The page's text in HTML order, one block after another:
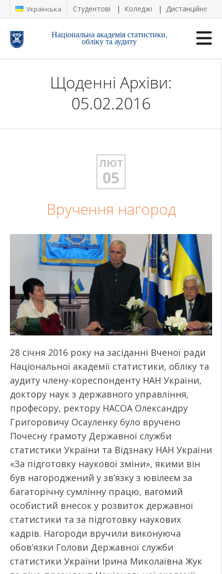
Українська Студентові Коледжі Дистанційне
Національна академія статистики,
обліку та аудиту
Щоденні Архіви:
05.02.2016
ЛЮТ
05
Вручення нагород
28 січня 2016 року на засіданні Вченої ради
Національної академії статистики, обліку та
аудиту члену-кореспонденту НАН України,
доктору наук з державного управління,
професору, ректору НАСОА Олександру
Григоровичу Осауленку було вручено
Почесну грамоту Державної служби
статистики України та Відзнаку НАН України
«За підготовку наукової зміни», якими він
був нагороджений у зв’язку з ювілеєм за
багаторічну сумлінну працю, вагомий
особистий внесок у розвиток державної
статистики та за підготовку наукових
кадрів. Нагороди вручили виконуюча
обов’язки Голови Державної служби
статистики України Ірина Миколаївна Жук